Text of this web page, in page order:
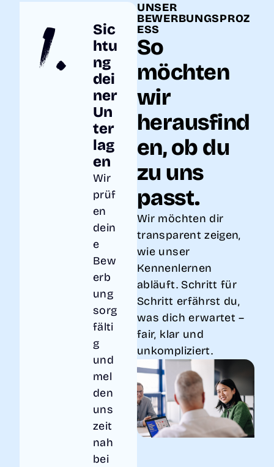
UNSER
BEWERBUNGSPROZ
ESS
So
möchten
wir
herausfind
en, ob du
zu uns
passt.
Wir möchten dir
transparent zeigen,
wie unser
Kennenlernen
abläuft. Schritt für
Schritt erfährst du,
was dich erwartet –
fair, klar und
unkompliziert.
1.
Sic
htu
ng
dei
ner
Un
ter
lag
en
Wir
prüf
en
dein
e
Bew
erb
ung
sorg
fälti
g
und
mel
den
uns
zeit
nah
bei